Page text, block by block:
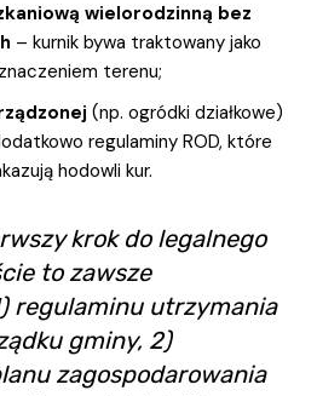
wielorodzinną bez
– kurnik bywa traktowany jako
terenu;
(np. ogródki działkowe)
regulaminy ROD, które
hodowli kur.
krok do legalnego
to zawsze
regulaminu utrzymania
gminy, 2)
zagospodarowania